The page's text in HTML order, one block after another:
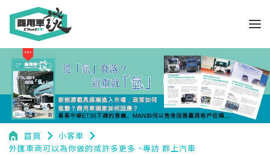
首頁 navigate_next 小客車 navigate_next
外匯車商可以為你做的或許多更多 ~專訪 群上汽車